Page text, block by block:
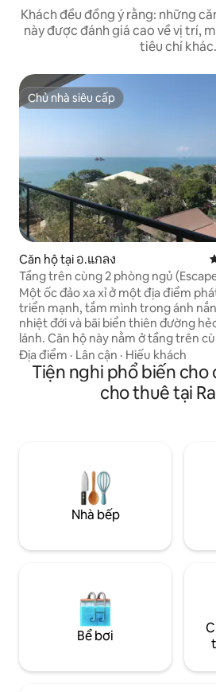
Khách đều đồng ý rằng: những
này được đánh giá cao về vị trí,
tiêu chí khác.
Chủ nhà siêu cấp
Chủ nhà siêu cấp
Căn hộ tại อ.แกลง
Tầng trên cùng 2 phòng ngủ (Escape176)
tầm nhìn tuyệt vời ra biển
Một ốc đảo xa xỉ ở một địa điểm
triển mạnh, tắm mình trong ánh
nhiệt đới và bãi biển thiên đường
lánh. Căn hộ này nằm ở tầng trên
của Escape Beach Front Condo, nơi bạn
có thể tận hưởng khung cảnh
tuyệt đẹp của biển hàng ngày
sân thượng rộng rãi. Căn hộ có hai
hàng hải sản, quán bar và 7-11 tuyệt vời
cách đó 10 phút đi bộ.
Địa điểm · Lân cận · Hiếu khách
Tiện nghi phổ biến cho
cho thuê tại
Nhà bếp
Bể bơi